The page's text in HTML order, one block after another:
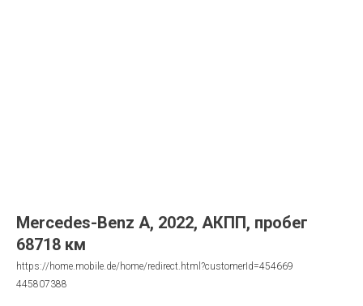
Mercedes-Benz A, 2022, АКПП, пробег
68718 км
https://home.mobile.de/home/redirect.html?customerId=454669
445807388